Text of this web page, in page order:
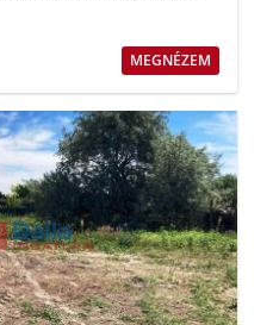
MEGNÉZEM